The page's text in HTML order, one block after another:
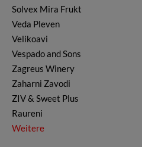
Solvex Mira Frukt
Veda Pleven
Velikoavi
Vespado and Sons
Zagreus Winery
Zaharni Zavodi
ZIV & Sweet Plus
Raureni
Weitere